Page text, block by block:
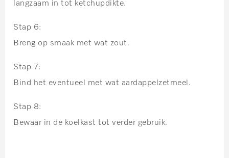
langzaam in tot ketchupdikte.
Stap 6:
Breng op smaak met wat zout.
Stap 7:
Bind het eventueel met wat aardappelzetmeel.
Stap 8:
Bewaar in de koelkast tot verder gebruik.